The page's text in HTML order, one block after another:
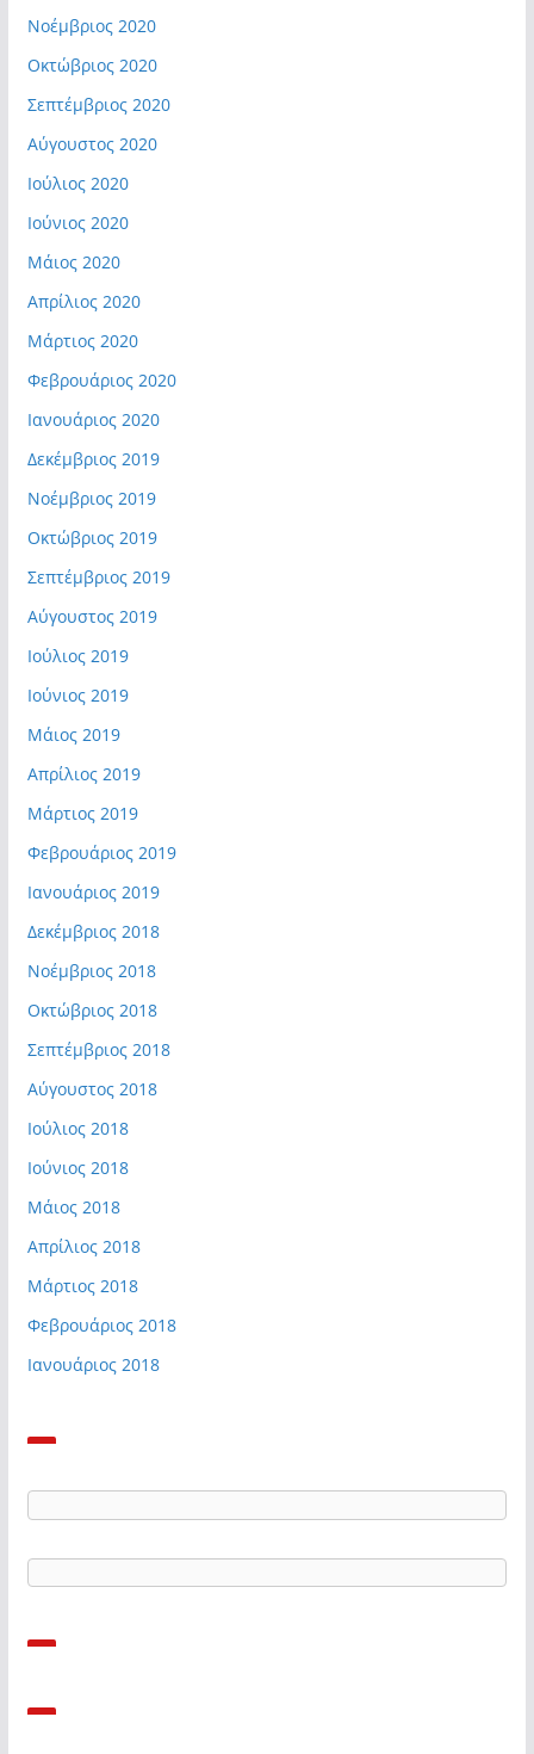
Νοέμβριος 2020
Οκτώβριος 2020
Σεπτέμβριος 2020
Αύγουστος 2020
Ιούλιος 2020
Ιούνιος 2020
Μάιος 2020
Απρίλιος 2020
Μάρτιος 2020
Φεβρουάριος 2020
Ιανουάριος 2020
Δεκέμβριος 2019
Νοέμβριος 2019
Οκτώβριος 2019
Σεπτέμβριος 2019
Αύγουστος 2019
Ιούλιος 2019
Ιούνιος 2019
Μάιος 2019
Απρίλιος 2019
Μάρτιος 2019
Φεβρουάριος 2019
Ιανουάριος 2019
Δεκέμβριος 2018
Νοέμβριος 2018
Οκτώβριος 2018
Σεπτέμβριος 2018
Αύγουστος 2018
Ιούλιος 2018
Ιούνιος 2018
Μάιος 2018
Απρίλιος 2018
Μάρτιος 2018
Φεβρουάριος 2018
Ιανουάριος 2018